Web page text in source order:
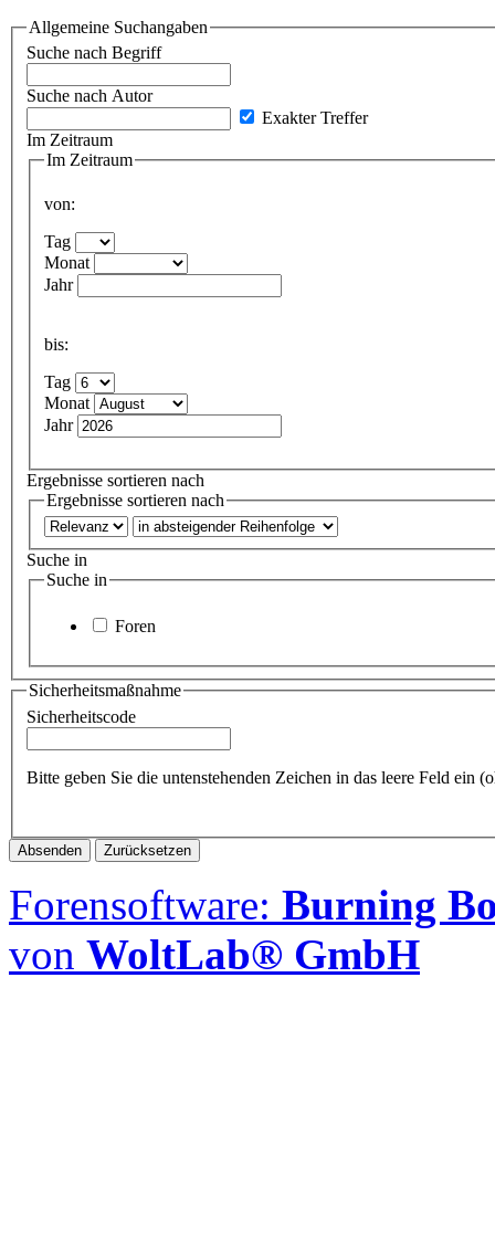
Allgemeine Suchangaben
Suche nach Begriff
Suche nach Autor
Exakter Treffer
Im Zeitraum
Im Zeitraum
von:
Tag
Monat
Jahr
bis:
Tag
Monat
Jahr
Ergebnisse sortieren nach
Ergebnisse sortieren nach
Suche in
Suche in
Foren
Sicherheitsmaßnahme
Sicherheitscode
Bitte geben Sie die untenstehenden Zeichen in das leere Feld ein
Forensoftware: Burning
von WoltLab® GmbH